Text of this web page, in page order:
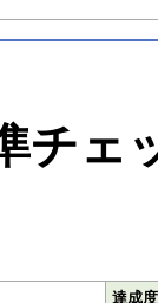
チェ
達成度